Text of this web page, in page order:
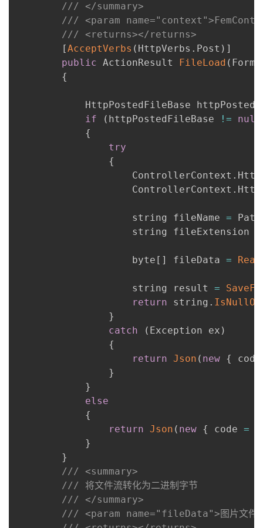
/// </summary>
/// <param name="context">FemContext
/// <returns></returns>
[AcceptVerbs ( HttpVerbs . Post ) ]
public ActionResult FileLoad (
{
HttpPostedFileBase
if
( httpPostedFileBase != null
{
try
{
                    ControllerContext
.
                    ControllerContext
.
                    string fileName
= Path
                    string fileExtension
                    byte
[ ] fileData =
                    string result
=
return string .
}
catch
( Exception ex )
{
return Json ( new {
}
}
else
{
return Json ( new { code =
}
}
/// <summary>
/// 将文件流转化为二进制字节
/// </summary>
/// <param name="fileData">图片文件